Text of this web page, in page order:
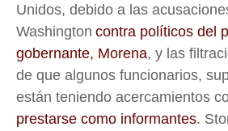
Unidos, debido a las
Washington contra políticos del
gobernante, Morena, y las
de que algunos funcionarios,
están teniendo acercamientos
prestarse como informantes.